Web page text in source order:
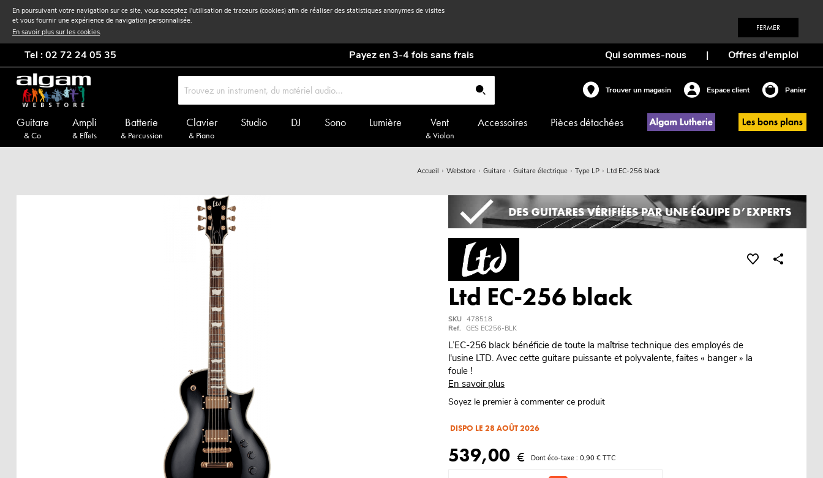
En poursuivant votre navigation sur ce site, vous acceptez l'utilisation de traceurs (cookies) afin de réaliser des statistiques anonymes de visites
et vous fournir une expérience de navigation personnalisée.
En savoir plus sur les cookies. FERMER
Tel : 02 72 24 05 35 Payez en 3-4 fois sans frais Qui sommes-nous | Offres d'emploi
Trouver un magasin Espace client Panier
Guitare
& Co
Ampli
& Effets
Batterie
& Percussion
Clavier
& Piano
Studio DJ Sono Lumière Vent
& Violon
Accessoires Pièces détachées
Accueil Webstore Guitare Guitare électrique Type LP Ltd EC-256 black
Ltd EC-256 black
SKU 478518
Ref. GES EC256-BLK
L’EC-256 black bénéficie de toute la maîtrise technique des employés de
l'usine LTD. Avec cette guitare puissante et polyvalente, faites « banger » la
foule !
En savoir plus
Soyez le premier à commenter ce produit
DISPO LE 28 AOÛT 2026
539,00 € Dont éco-taxe : 0,90 € TTC